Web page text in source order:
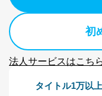
初
法人サービスはこち
タイトル1万以上